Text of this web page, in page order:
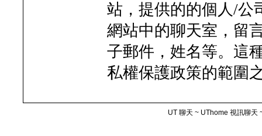
站，提供的的個人/公
網站中的聊天室，留
子郵件，姓名等。這
私權保護政策的範圍
UT 聊天 ~ UThome 視訊聊天